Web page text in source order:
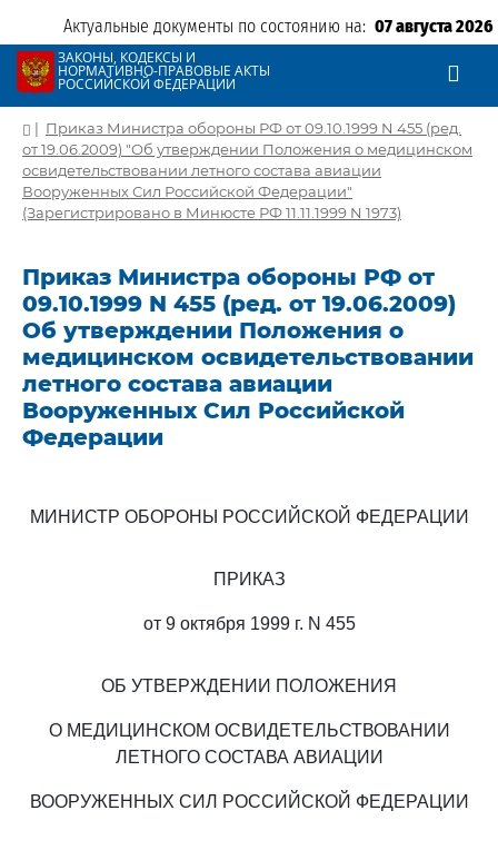
Актуальные документы по состоянию на: 07 августа 2026
ЗАКОНЫ, КОДЕКСЫ И
НОРМАТИВНО-ПРАВОВЫЕ АКТЫ
РОССИЙСКОЙ ФЕДЕРАЦИИ
| Приказ Министра обороны РФ от 09.10.1999 N 455 (ред.
от 19.06.2009) "Об утверждении Положения о медицинском
освидетельствовании летного состава авиации
Вооруженных Сил Российской Федерации"
(Зарегистрировано в Минюсте РФ 11.11.1999 N 1973)
Приказ Министра обороны РФ от
09.10.1999 N 455 (ред. от 19.06.2009)
Об утверждении Положения о
медицинском освидетельствовании
летного состава авиации
Вооруженных Сил Российской
Федерации
МИНИСТР ОБОРОНЫ РОССИЙСКОЙ ФЕДЕРАЦИИ
ПРИКАЗ
от 9 октября 1999 г. N 455
ОБ УТВЕРЖДЕНИИ ПОЛОЖЕНИЯ
О МЕДИЦИНСКОМ ОСВИДЕТЕЛЬСТВОВАНИИ
ЛЕТНОГО СОСТАВА АВИАЦИИ
ВООРУЖЕННЫХ СИЛ РОССИЙСКОЙ ФЕДЕРАЦИИ